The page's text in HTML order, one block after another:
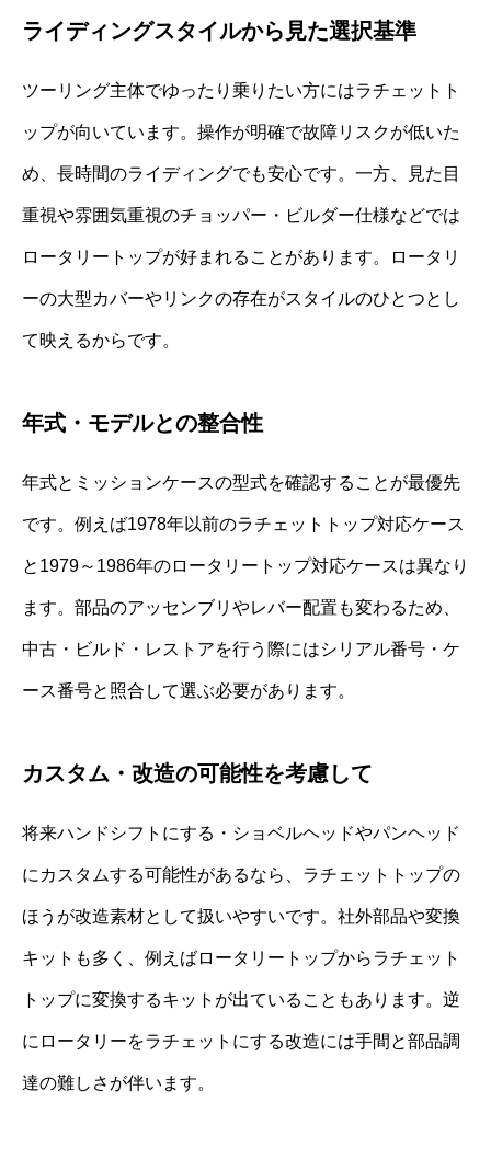
ライディングスタイルから見た選択基準
ツーリング主体でゆったり乗りたい方にはラチェットト
ップが向いています。操作が明確で故障リスクが低いた
め、長時間のライディングでも安心です。一方、見た目
重視や雰囲気重視のチョッパー・ビルダー仕様などでは
ロータリートップが好まれることがあります。ロータリ
ーの大型カバーやリンクの存在がスタイルのひとつとし
て映えるからです。
年式・モデルとの整合性
年式とミッションケースの型式を確認することが最優先
です。例えば1978年以前のラチェットトップ対応ケース
と1979～1986年のロータリートップ対応ケースは異なり
ます。部品のアッセンブリやレバー配置も変わるため、
中古・ビルド・レストアを行う際にはシリアル番号・ケ
ース番号と照合して選ぶ必要があります。
カスタム・改造の可能性を考慮して
将来ハンドシフトにする・ショベルヘッドやパンヘッド
にカスタムする可能性があるなら、ラチェットトップの
ほうが改造素材として扱いやすいです。社外部品や変換
キットも多く、例えばロータリートップからラチェット
トップに変換するキットが出ていることもあります。逆
にロータリーをラチェットにする改造には手間と部品調
達の難しさが伴います。